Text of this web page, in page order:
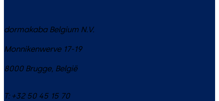
dormakaba Belgium N.V.
Monnikenwerve 17-19
8000 Brugge, België
T: +32 50 45 15 70